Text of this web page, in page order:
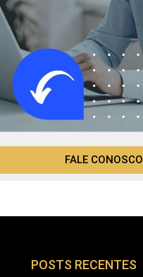
FALE CONOSCO
POSTS RECENTES